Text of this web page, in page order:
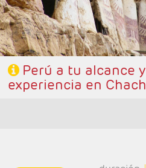
Perú a tu alcance y
experiencia en